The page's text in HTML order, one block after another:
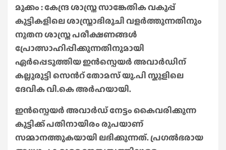
മുക്കം : കേന്ദ്ര ശാസ്ത്ര സാങ്കേതിക വകുപ്പ്
കുട്ടികളിലെ ശാസ്ത്രാഭിരുചി വളർത്തുന്നതിനും
നൂതന ശാസ്ത്ര പരീക്ഷണങ്ങൾ
പ്രോത്സാഹിപ്പിക്കുന്നതിനുമായി
ഏർപ്പെടുത്തിയ ഇൻസ്പെയർ അവാർഡിന്
കല്ലുരുട്ടി സെൻറ് തോമസ് യു.പി സ്കൂളിലെ
ദേവിക വി.കെ അർഹയായി.
ഇൻസ്പെയർ അവാർഡ് നേട്ടം കൈവരിക്കുന്ന
കുട്ടിക്ക് പതിനായിരം രൂപയാണ്
സമ്മാനത്തുകയായി ലഭിക്കുന്നത്. പ്രഗൽഭരായ